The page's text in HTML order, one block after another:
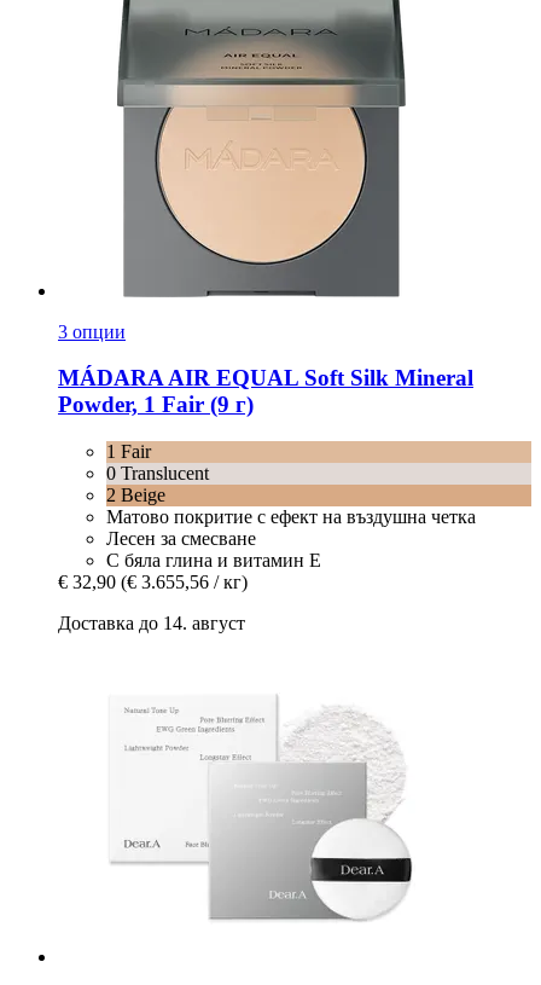
3 опции
MÁDARAAIR EQUAL Soft Silk Mineral
Powder, 1 Fair (9 г)
1 Fair
0 Translucent
2 Beige
Матово покритие с ефект на въздушна четка
Лесен за смесване
С бяла глина и витамин Е
€ 32,90 (€ 3.655,56 / кг)
Доставка до 14. август